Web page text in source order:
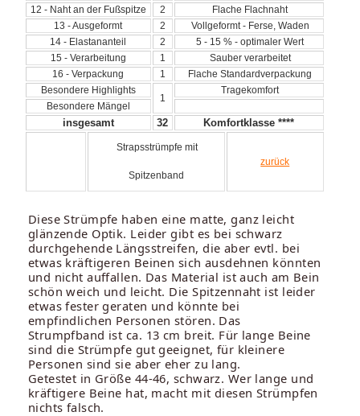
12 - Naht an der Fußspitze
2
Flache Flachnaht
13 - Ausgeformt
2
Vollgeformt - Ferse, Waden
14 - Elastananteil
2
5 - 15 % - optimaler Wert
15 - Verarbeitung
1
Sauber verarbeitet
16 - Verpackung
1
Flache Standardverpackung
Besondere Highlights
1
Tragekomfort
Besondere Mängel
insgesamt 32 Komfortklasse ****
Strapsstrümpfe mit
Spitzenband
zurück
Diese Strümpfe haben eine matte, ganz leicht
glänzende Optik. Leider gibt es bei schwarz
durchgehende Längsstreifen, die aber evtl. bei
etwas kräftigeren Beinen sich ausdehnen könnten
und nicht auffallen. Das Material ist auch am Bein
schön weich und leicht. Die Spitzennaht ist leider
etwas fester geraten und könnte bei
empfindlichen Personen stören. Das
Strumpfband ist ca. 13 cm breit. Für lange Beine
sind die Strümpfe gut geeignet, für kleinere
Personen sind sie aber eher zu lang.
Getestet in Größe 44-46, schwarz. Wer lange und
kräftigere Beine hat, macht mit diesen Strümpfen
nichts falsch.